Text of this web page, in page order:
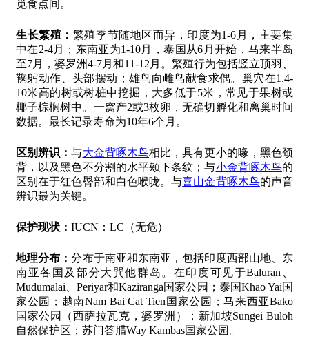
觅食点间。
生长繁殖： 繁殖季节随地区而异，印度为1-6月，主要集
中在2-4月；东南亚为1-10月，泰国从6月开始，马来半岛
至7月，婆罗洲4-7月和11-12月。繁殖行为包括竖立顶羽、
鞠躬动作、头部摆动；雄鸟向雌鸟献食求偶。巢穴在1.4-
10米高的树或树桩中挖掘，大多低于5米，常见于果树或
椰子棕榈树中。一窝产2或3枚卵，无确切孵化和离巢时间
数据。最长记录寿命为10年6个月。
区别辨识：与大金背啄木鸟相比，具有更小的喙，黑色颈
背，以及黑色不分割的水平颊下条纹；与小金背啄木鸟的
区别在于红色臀部和白色喉咙。与喜山金背啄木鸟的声音
辨识最为关键。
保护现状： IUCN：LC（无危）
地理分布：分布于南亚和东南亚，包括印度西部山地、东
南亚各国及部分大巽他群岛。在印度可见于Baluran、
Mudumalai、Periyar和Kaziranga国家公园；泰国Khao Yai国
家公园；越南Nam Bai Cat Tien国家公园；马来西亚Bako
国家公园（西萨拉瓦克，婆罗洲）；新加坡Sungei Buloh
自然保护区；苏门答腊Way Kambas国家公园。